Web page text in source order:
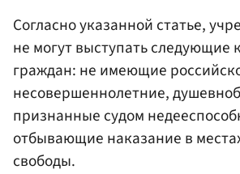
Согласно указанной статье,
не могут выступать следующие
граждан: не имеющие
несовершеннолетние,
признанные судом
отбывающие наказание в
свободы.